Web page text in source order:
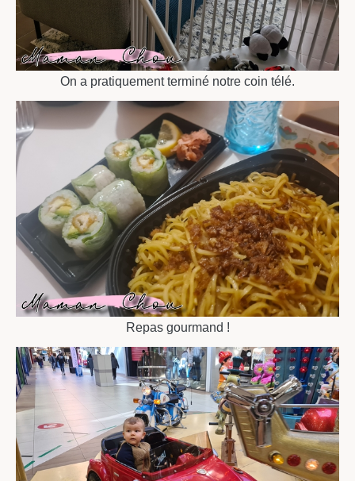
On a pratiquement terminé notre coin télé.
Repas gourmand !